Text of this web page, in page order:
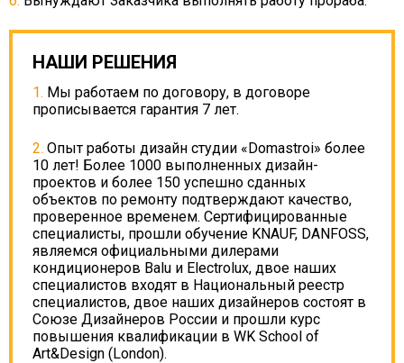
НАШИ РЕШЕНИЯ
Мы работаем по договору, в договоре
прописывается гарантия 7 лет.
Опыт работы дизайн студии «Domastroi» более
10 лет! Более 1000 выполненных дизайн-
проектов и более 150 успешно сданных
объектов по ремонту подтверждают качество,
проверенное временем. Сертифицированные
специалисты, прошли обучение KNAUF, DANFOSS,
являемся официальными дилерами
кондиционеров Balu и Electrolux, двое наших
специалистов входят в Национальный реестр
специалистов, двое наших дизайнеров состоят в
Союзе Дизайнеров России и прошли курс
повышения квалификации в WK School of
Art&Design (London).